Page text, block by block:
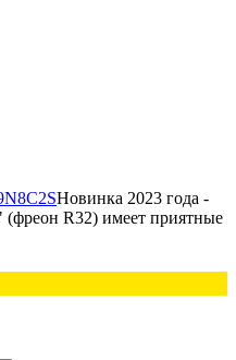
Новинка 2023 года -
R32) имеет приятные